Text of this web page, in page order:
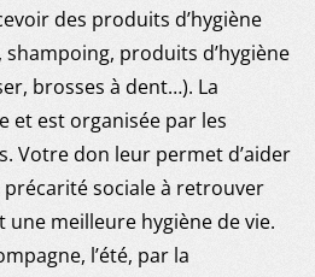
des produits d’hygiène
produits d’hygiène
brosses à dent…). La
est organisée par les
Votre don leur permet d’aider
précarité sociale à retrouver
une meilleure hygiène de vie.
l’été, par la